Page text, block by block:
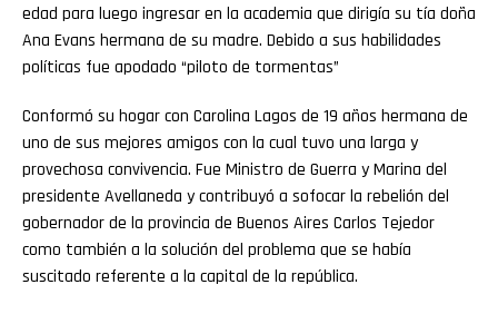
edad para luego ingresar en la academia que dirigía su tía doña
Ana Evans hermana de su madre. Debido a sus habilidades
políticas fue apodado “piloto de tormentas”
Conformó su hogar con Carolina Lagos de 19 años hermana de
uno de sus mejores amigos con la cual tuvo una larga y
provechosa convivencia. Fue Ministro de Guerra y Marina del
presidente Avellaneda y contribuyó a sofocar la rebelión del
gobernador de la provincia de Buenos Aires Carlos Tejedor
como también a la solución del problema que se había
suscitado referente a la capital de la república.
Flipboard